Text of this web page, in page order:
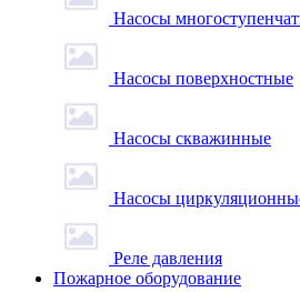
Насосы
Насосы поверхностные
Насосы скважинные
Насосы
Реле давления
Пожарное оборудование